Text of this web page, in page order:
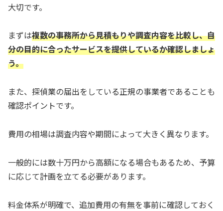
大切です。
まずは複数の事務所から見積もりや調査内容を比較し、自
分の目的に合ったサービスを提供しているか確認しましょ
う。
また、探偵業の届出をしている正規の事業者であることも
確認ポイントです。
費用の相場は調査内容や期間によって大きく異なります。
一般的には数十万円から高額になる場合もあるため、予算
に応じて計画を立てる必要があります。
料金体系が明確で、追加費用の有無を事前に確認しておく